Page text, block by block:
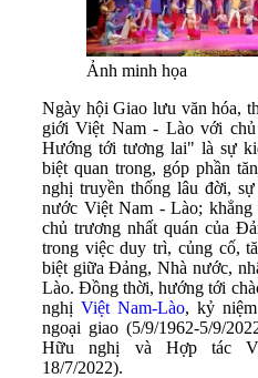
Ảnh minh họa
Ngày hội Giao lưu văn hóa,
giới Việt Nam - Lào với
Hướng tới tương lai" là sự
biệt quan trong, góp phần
nghị truyền thống lâu đời,
nước Việt Nam - Lào;
chủ trương nhất quán của
trong việc duy trì, củng cố,
biệt giữa Ðảng, Nhà nước,
Lào. Đồng thời, hướng tới
nghịViệt Nam-Lào, kỷ
ngoại giao (5/9/1962-5/9/
Hữu nghị và Hợp tác
18/7/2022).